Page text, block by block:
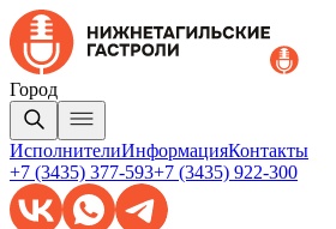
Город
ИсполнителиИнформацияКонтакты
+7 (3435) 377-593+7 (3435) 922-300